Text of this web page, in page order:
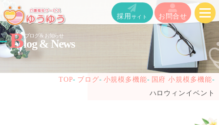
メ
ニ
ュ
ー
を
開
く
採用サイト お問合せ
ブログ & お知らせ
Blog & News
TOP ブログ 小規模多機能
国府 小規模多機能
ハロウィンイベント